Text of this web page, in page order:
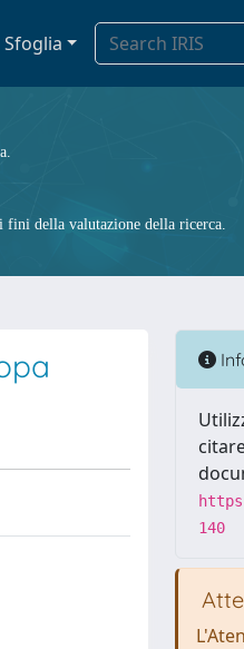
Sfoglia
fini della valutazione della ricerca.
140